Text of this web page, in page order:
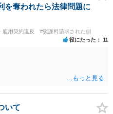
を奪われたら法律問題に
雇用契約違反 #慰謝料請求された側
役にたった 11
いて